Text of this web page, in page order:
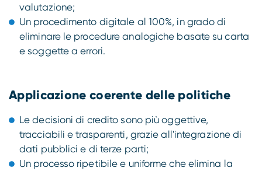
valutazione;
Un procedimento digitale al 100%, in grado di
eliminare le procedure analogiche basate su carta
e soggette a errori.
Applicazione coerente delle politiche
Le decisioni di credito sono più oggettive,
tracciabili e trasparenti, grazie all'integrazione di
dati pubblici e di terze parti;
Un processo ripetibile e uniforme che elimina la